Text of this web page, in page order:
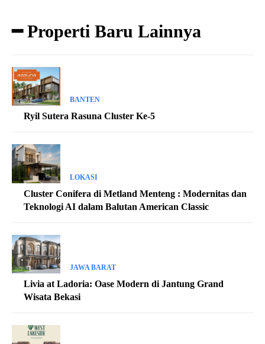
━ Properti Baru Lainnya
BANTEN
Ryil Sutera Rasuna Cluster Ke-5
LOKASI
Cluster Conifera di Metland Menteng : Modernitas dan
Teknologi AI dalam Balutan American Classic
JAWA BARAT
Livia at Ladoria: Oase Modern di Jantung Grand
Wisata Bekasi